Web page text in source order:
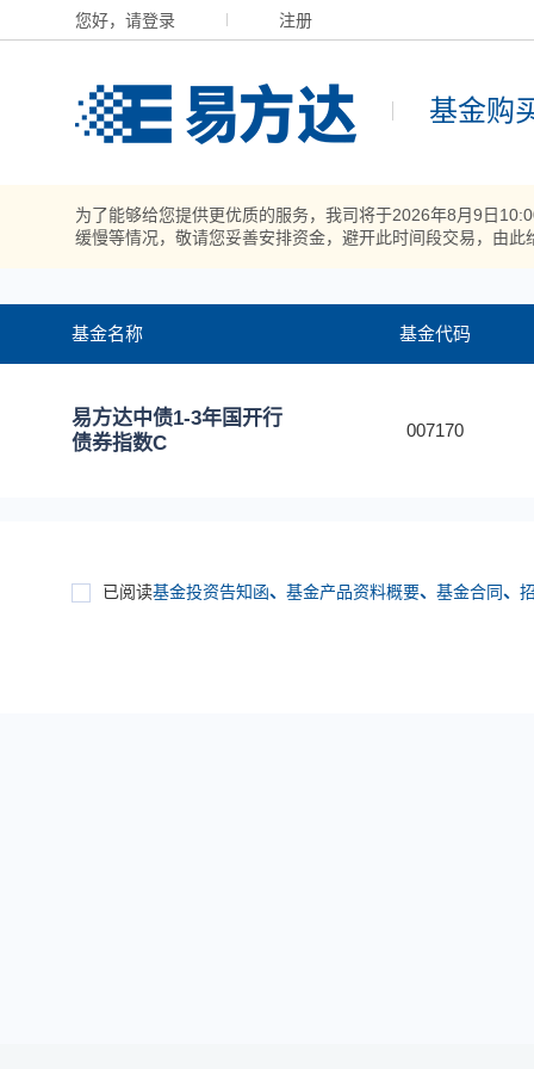
您好，请登录 注册
基金购
为了能够给您提供更优质的服务，我司将于2026年8月9日
缓慢等情况，敬请您妥善安排资金，避开此时间段交易，由此
基金名称 基金代码
易方达中债1-3年国开行
债券指数C
007170
已阅读基金投资告知函、 基金产品资料概要、 基金合同、